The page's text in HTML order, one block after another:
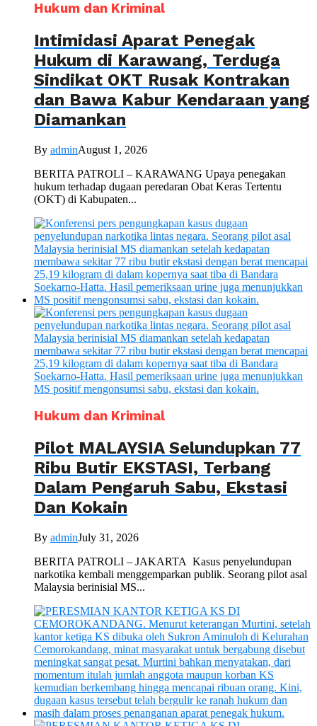
Hukum dan Kriminal
Intimidasi Aparat Penegak
Hukum di Karawang, Terduga
Sindikat OKT Rusak Kontrakan
dan Bawa Kabur Kendaraan yang
Diamankan
By adminAugust 1, 2026
BERITA PATROLI – KARAWANG Upaya penegakan
hukum terhadap dugaan peredaran Obat Keras Tertentu
(OKT) di Kabupaten...
Hukum dan Kriminal
Pilot MALAYSIA Selundupkan 77
Ribu Butir EKSTASI, Terbang
Dalam Pengaruh Sabu, Ekstasi
Dan Kokain
By adminJuly 31, 2026
BERITA PATROLI – JAKARTA Kasus penyelundupan
narkotika kembali menggemparkan publik. Seorang pilot asal
Malaysia berinisial MS...